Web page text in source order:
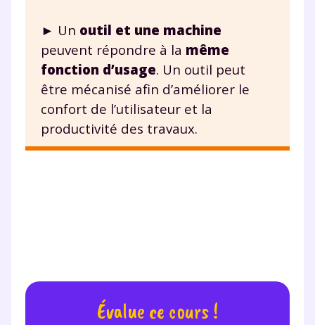
► Un outil et une machine
peuvent répondre à la même
fonction d’usage. Un outil peut
être mécanisé afin d’améliorer le
confort de l’utilisateur et la
productivité des travaux.
Évalue ce cours !